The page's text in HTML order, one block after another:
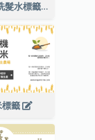
純天然有機洗髮水標籤
標籤